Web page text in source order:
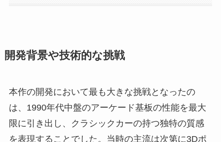
開発背景や技術的な挑戦
本作の開発において最も大きな挑戦となったの
は、1990年代中盤のアーケード基板の性能を最大
限に引き出し、クラシックカーの持つ独特の質感
を表現することでした。当時の主流は次第に3Dポ